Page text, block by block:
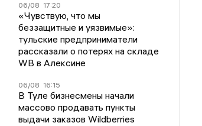
06/08 17:20
«Чувствую, что мы
беззащитные и уязвимые»:
тульские предприниматели
рассказали о потерях на складе
WB в Алексине
06/08 16:15
В Туле бизнесмены начали
массово продавать пункты
выдачи заказов Wildberries